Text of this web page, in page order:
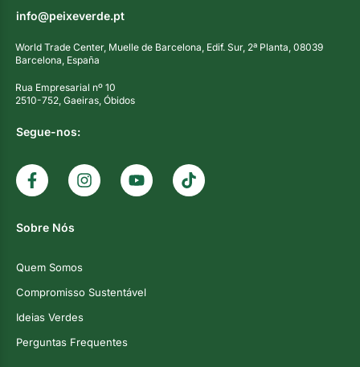
info@peixeverde.pt
World Trade Center, Muelle de Barcelona, Edif. Sur, 2ª Planta, 08039
Barcelona, España
Rua Empresarial nº 10
2510-752, Gaeiras, Óbidos
Segue-nos:
Sobre Nós
Quem Somos
Compromisso Sustentável
Ideias Verdes
Perguntas Frequentes